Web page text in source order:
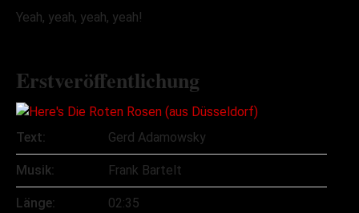
Yeah, yeah, yeah, yeah!
Erstveröffentlichung
Text: Gerd Adamowsky
Musik: Frank Bartelt
Länge: 02:35